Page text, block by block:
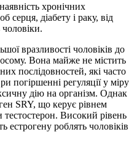
хронічних
серця, діабету і раку, від
вразливості чоловіків до
Вона майже не містить
послідовностей, які часто
регуляції у міру
дію на організм. Однак
SRY, що керує рівнем
Високий рівень
естрогену роблять чоловіків